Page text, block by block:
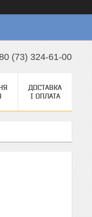
(73) 324-61-00
ДОСТАВКА
І ОПЛАТА